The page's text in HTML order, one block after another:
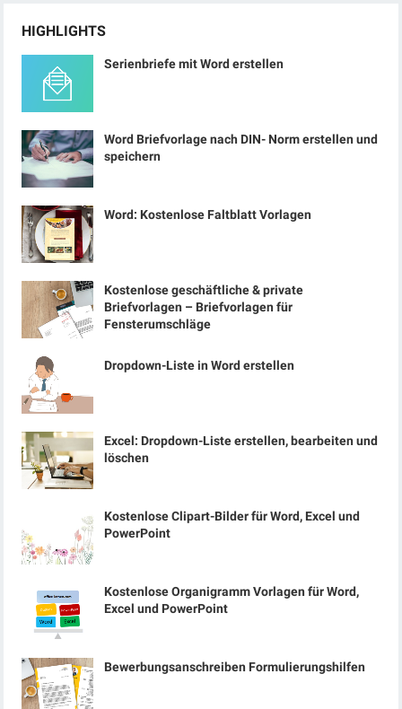
HIGHLIGHTS
Serienbriefe mit Word erstellen
Word Briefvorlage nach DIN- Norm erstellen und
speichern
Word: Kostenlose Faltblatt Vorlagen
Kostenlose geschäftliche & private
Briefvorlagen – Briefvorlagen für
Fensterumschläge
Dropdown-Liste in Word erstellen
Excel: Dropdown-Liste erstellen, bearbeiten und
löschen
Kostenlose Clipart-Bilder für Word, Excel und
PowerPoint
Kostenlose Organigramm Vorlagen für Word,
Excel und PowerPoint
Bewerbungsanschreiben Formulierungshilfen